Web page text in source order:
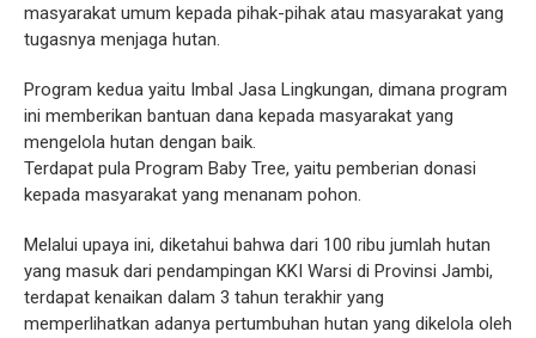
masyarakat umum kepada pihak-pihak atau masyarakat yang
tugasnya menjaga hutan.
Program kedua yaitu Imbal Jasa Lingkungan, dimana program
ini memberikan bantuan dana kepada masyarakat yang
mengelola hutan dengan baik.
Terdapat pula Program Baby Tree, yaitu pemberian donasi
kepada masyarakat yang menanam pohon.
Melalui upaya ini, diketahui bahwa dari 100 ribu jumlah hutan
yang masuk dari pendampingan KKI Warsi di Provinsi Jambi,
terdapat kenaikan dalam 3 tahun terakhir yang
memperlihatkan adanya pertumbuhan hutan yang dikelola oleh